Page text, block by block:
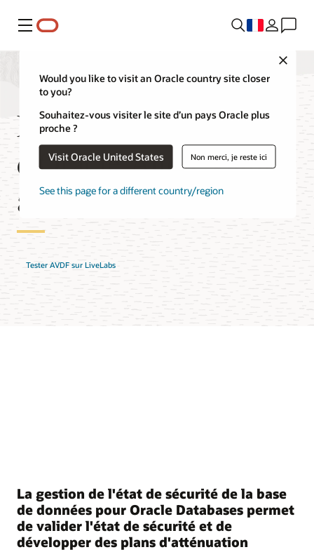
Menu
Would you like to visit an Oracle country site closer
to you?
Souhaitez-vous visiter le site d’un pays Oracle plus
proche ?
Visit Oracle United States Non merci, je reste ici
See this page for a different country/region
Fonctionnalités
d'Oracle Audit Vault
and Database Firewall
Tester AVDF sur LiveLabs
La gestion de l'état de sécurité de la base
de données pour Oracle Databases permet
de valider l'état de sécurité et de
développer des plans d'atténuation